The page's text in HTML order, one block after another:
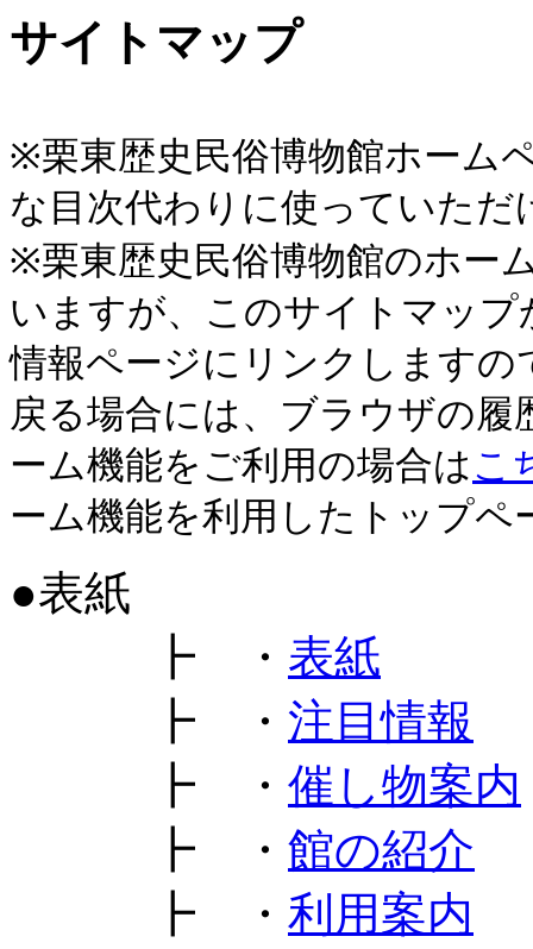
サイトマップ
※栗東歴史民俗博物館ホーム
な目次代わりに使っていただ
※栗東歴史民俗博物館のホー
いますが、このサイトマッ
情報ページにリンクします
戻る場合には、ブラウザの
ーム機能をご利用の場合はこ
ーム機能を利用したトップ
●表紙
┣ ・ 表紙
┣ ・ 注目情報
┣ ・ 催し物案内
┣ ・ 館の紹介
┣ ・ 利用案内